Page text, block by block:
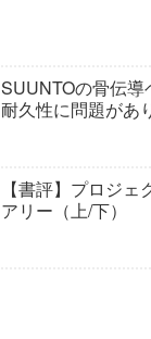
SUUNTOの骨伝導
耐久性に問題があ
【書評】プロジ
アリー（上/下）